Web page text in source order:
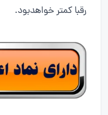
رقبا کمتر خواهدبود.